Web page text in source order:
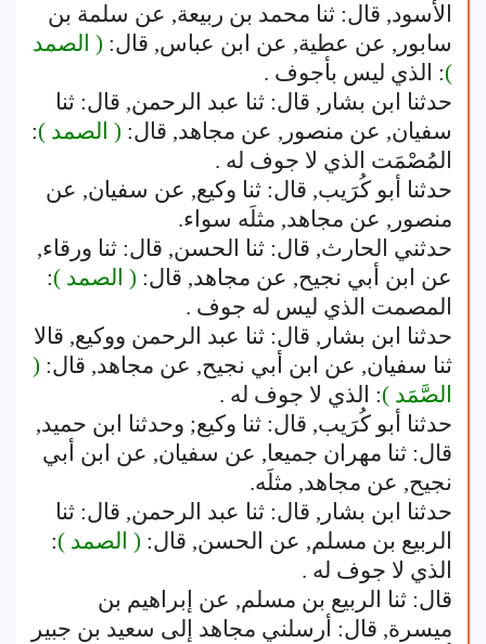
الأسود, قال: ثنا محمد بن ربيعة, عن سلمة بن
سابور, عن عطية, عن ابن عباس, قال: ( الصمد
): الذي ليس بأجوف .
حدثنا ابن بشار, قال: ثنا عبد الرحمن, قال: ثنا
سفيان, عن منصور, عن مجاهد, قال: ( الصمد ):
المُصْمَت الذي لا جوف له .
حدثنا أبو كُرَيب, قال: ثنا وكيع, عن سفيان, عن
منصور, عن مجاهد, مثلَه سواء.
حدثني الحارث, قال: ثنا الحسن, قال: ثنا ورقاء,
عن ابن أبي نجيح, عن مجاهد, قال: ( الصمد ):
المصمت الذي ليس له جوف .
حدثنا ابن بشار, قال: ثنا عبد الرحمن ووكيع, قالا
ثنا سفيان, عن ابن أبي نجيح, عن مجاهد, قال: (
الصَّمَد ): الذي لا جوف له .
حدثنا أبو كُرَيب, قال: ثنا وكيع; وحدثنا ابن حميد,
قال: ثنا مهران جميعا, عن سفيان, عن ابن أبي
نجيح, عن مجاهد, مثلَه.
حدثنا ابن بشار, قال: ثنا عبد الرحمن, قال: ثنا
الربيع بن مسلم, عن الحسن, قال: ( الصمد ):
الذي لا جوف له .
قال: ثنا الربيع بن مسلم, عن إبراهيم بن
ميسرة, قال: أرسلني مجاهد إلى سعيد بن جبير